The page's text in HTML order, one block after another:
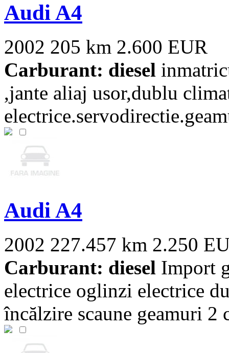
Audi A4
2002 205 km 2.600 EUR
Carburant: diesel
,jante aliaj usor,dublu
Audi A4
2002 227.457 km 2.250
Carburant: diesel Import
electrice oglinzi electrice
încălzire scaune geamuri 2